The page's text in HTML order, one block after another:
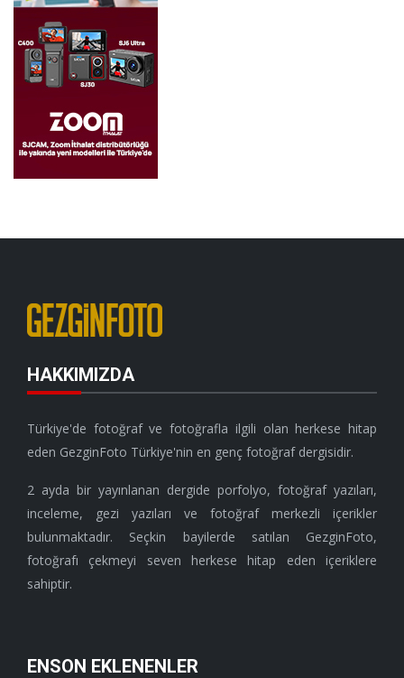
HAKKIMIZDA
Türkiye'de fotoğraf ve fotoğrafla ilgili olan herkese hitap
eden GezginFoto Türkiye'nin en genç fotoğraf dergisidir.
2 ayda bir yayınlanan dergide porfolyo, fotoğraf yazıları,
inceleme, gezi yazıları ve fotoğraf merkezli içerikler
bulunmaktadır. Seçkin bayilerde satılan GezginFoto,
fotoğrafı çekmeyi seven herkese hitap eden içeriklere
sahiptir.
ENSON EKLENENLER